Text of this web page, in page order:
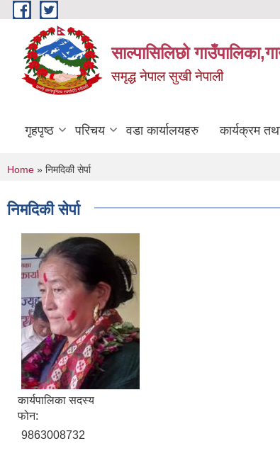
Skip to main content
साल्पासिलिछो
समृद्ध नेपाल सुखी नेपाली
गृहपृष्ठ परिचय वडा कार्यालयहरु कार्यक्रम
You are here
Home » निमदिकी सेर्पा
निमदिकी सेर्पा
कार्यपालिका सदस्य
फोन:
9863008732